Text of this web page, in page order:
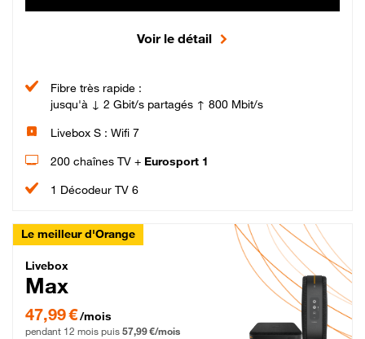
Voir le détail
Fibre très rapide :
jusqu'à ↓ 2 Gbit/s partagés ↑ 800 Mbit/s
Livebox S : Wifi 7
200 chaînes TV + Eurosport 1
1 Décodeur TV 6
Le meilleur d'Orange
Livebox Max Fibre
Livebox
Max
47,99 € par mois pendant 12 mois puis 57,99 € par mois, Engagement 12 mois
47,99 €/mois
pendant 12 mois puis 57,99 €/mois